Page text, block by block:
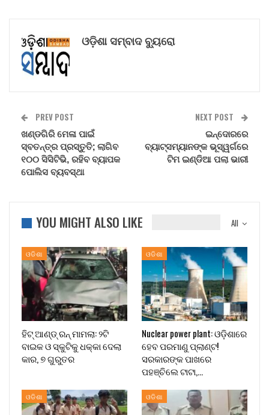
ଓଡ଼ିଶା ସମ୍ବାଦ ବ୍ୟୁରୋ
PREV POST
ଖଣ୍ଡଗିରି ମେଳା ପାଇଁ
ସ୍ବତନ୍ତ୍ର ପ୍ରସ୍ତୁତି; ଲାଗିବ
୧୦୦ ସିସିଟିଭି, ରହିବ ବ୍ୟାପକ
ପୋଲିସ ବ୍ୟବସ୍ଥା
NEXT POST
ଇନ୍ଦୋରରେ
ବ୍ୟାଟ୍ସମ୍ୟାନଙ୍କ ଭୂସ୍ୱର୍ଗରେ
ଟିମ ଇଣ୍ଡିଆ ପଲା ଭାରୀ
All
YOU MIGHT ALSO LIKE
ଓଡିଶା
ହିଟ୍ ଆଣ୍ଡ୍ ରନ୍ ମାମଲା: ୨ଟି
ବାଇକ ଓ ସ୍କୁଟିକୁ ଧକ୍କା ଦେଲା
କାର, ୭ ଗୁରୁତର
ଓଡିଶା
Nuclear power plant: ଓଡ଼ିଶାରେ
ହେବ ପରମାଣୁ ପ୍ଲାଣ୍ଟ!
ସରକାରଙ୍କ ପାଖରେ
ପହଞ୍ଚିଲେ ଟାଟା,…
ଓଡିଶା ଓଡିଶା